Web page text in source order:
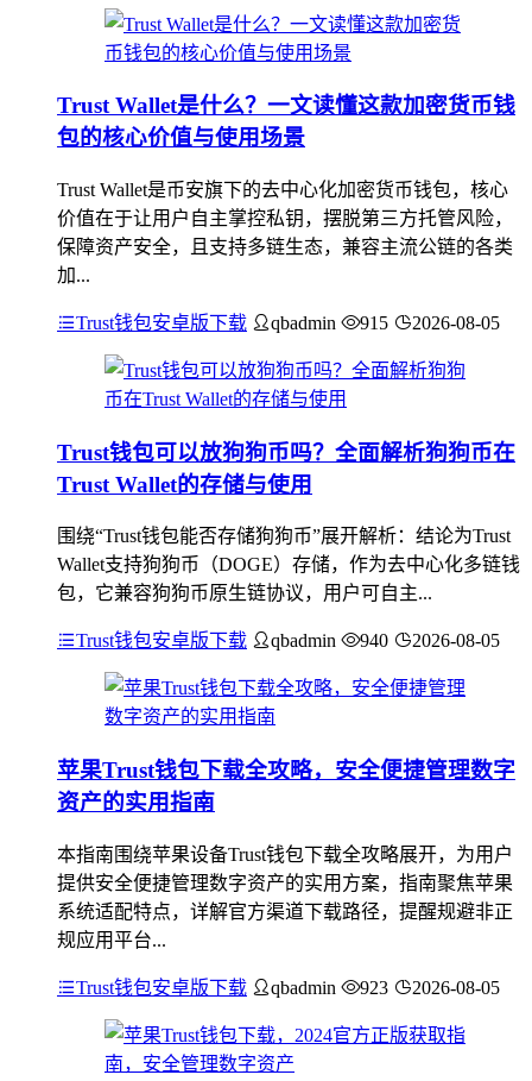
Trust Wallet是什么？一文读懂这款加密货币钱
包的核心价值与使用场景
Trust Wallet是币安旗下的去中心化加密货币钱包，核心
价值在于让用户自主掌控私钥，摆脱第三方托管风险，
保障资产安全，且支持多链生态，兼容主流公链的各类
加...
Trust钱包安卓版下载 qbadmin 915 2026-08-05
Trust钱包可以放狗狗币吗？全面解析狗狗币在
Trust Wallet的存储与使用
围绕“Trust钱包能否存储狗狗币”展开解析：结论为Trust
Wallet支持狗狗币（DOGE）存储，作为去中心化多链钱
包，它兼容狗狗币原生链协议，用户可自主...
Trust钱包安卓版下载 qbadmin 940 2026-08-05
苹果Trust钱包下载全攻略，安全便捷管理数字
资产的实用指南
本指南围绕苹果设备Trust钱包下载全攻略展开，为用户
提供安全便捷管理数字资产的实用方案，指南聚焦苹果
系统适配特点，详解官方渠道下载路径，提醒规避非正
规应用平台...
Trust钱包安卓版下载 qbadmin 923 2026-08-05